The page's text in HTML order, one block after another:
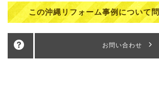
この沖縄リフォーム事例について
お問い合わせ